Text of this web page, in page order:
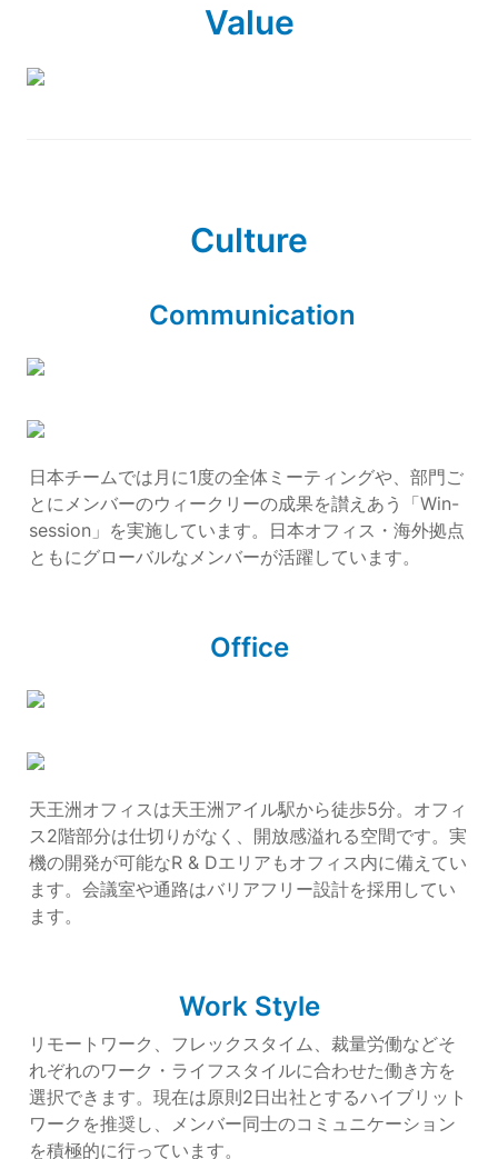
Value
Culture
Communication
日本チームでは月に1度の全体ミーティングや、部門ご
とにメンバーのウィークリーの成果を讃えあう「Win-
session」を実施しています。日本オフィス・海外拠点
ともにグローバルなメンバーが活躍しています。
Office
天王洲オフィスは天王洲アイル駅から徒歩5分。オフィ
ス2階部分は仕切りがなく、開放感溢れる空間です。実
機の開発が可能なR & Dエリアもオフィス内に備えてい
ます。会議室や通路はバリアフリー設計を採用してい
ます。
Work Style
リモートワーク、フレックスタイム、裁量労働などそ
れぞれのワーク・ライフスタイルに合わせた働き方を
選択できます。現在は原則2日出社とするハイブリット
ワークを推奨し、メンバー同士のコミュニケーション
を積極的に行っています。